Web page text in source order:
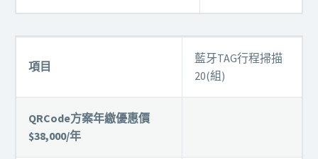
項目
藍牙TAG行程掃描
20(組)
QRCode方案年繳優惠價
$38,000/年